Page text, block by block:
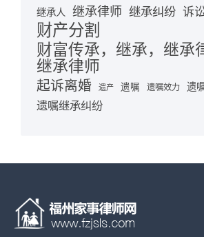
继承人 继承律师 继承纠纷 诉
财产分割
财富传承，继承，继承
继承律师
起诉离婚 遗产 遗嘱 遗嘱效力 遗
遗嘱继承纠纷